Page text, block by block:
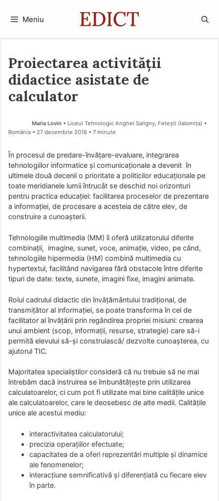
Meniu
Proiectarea activității
didactice asistate de
calculator
Maria Lovin • Liceul Tehnologic Anghel Saligny, Fetești (Ialomiţa) •
România
27 decembrie 2018 • 7 minute
În procesul de predare-învăţare-evaluare, integrarea
tehnologiilor informatice şi comunicaţionale a devenit în
ultimele două decenii o prioritate a politicilor educaţionale pe
toate meridianele lumii întrucât se deschid noi orizonturi
pentru practica educaţiei: facilitarea proceselor de prezentare
a informaţiei, de procesare a acesteia de către elev, de
construire a cunoaşterii.
Tehnologiile multimedia (MM) îi oferă utilizatorului diferite
combinaţii, imagine, sunet, voce, animaţie, video, pe când,
tehnologiile hipermedia (HM) combină multimedia cu
hypertextul, facilitând navigarea fără obstacole între diferite
tipuri de date: texte, sunete, imagini fixe, imagini animate.
Rolul cadrului didactic din învăţământului tradiţional, de
transmiţător al informaţiei, se poate transforma în cel de
facilitator al învăţării prin regândirea propriei misiuni: crearea
unui ambient (scop, informaţii, resurse, strategie) care să-i
permită elevului să-şi construiască/ dezvolte cunoaşterea, cu
ajutorul TIC.
Majoritatea specialiştilor consideră că nu trebuie să ne mai
întrebăm dacă instruirea se îmbunătăţeşte prin utilizarea
calculatoarelor, ci cum pot fi utilizate mai bine calităţile unice
ale calculatoarelor, care le deosebesc de alte medii. Calităţile
unice ale acestui mediu:
interactivitatea calculatorului;
precizia operaţiilor efectuate;
capacitatea de a oferi reprezentări multiple şi dinamice
ale fenomenelor;
interacţiune semnificativă şi diferenţiată cu fiecare elev
în parte.